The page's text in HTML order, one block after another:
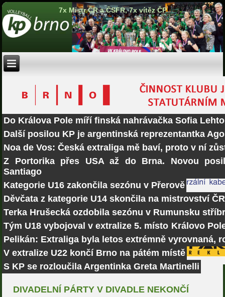
7x Mistr ČR a ČSFR, 7x vítěz ČP
Do Králova Pole míří finská nahrávačka Sofia Lehto
Další posilou KP je argentinská reprezentantka
Noa de Vos: Česká extraliga mě baví, proto v ní
Z Portorika přes USA až do Brna. Novou
Santiago
Kategorie U16 zakončila sezónu v Přerově
Děvčata z kategorie U14 skončila na mistrovství
Terka Hrušecká ozdobila sezónu v Rumunsku
Tým U18 vybojoval v extralize 5. místo Královo
Pelikán: Extraliga byla letos extrémně vyrovnaná,
V extralize U22 končí Brno na pátém místě
S KP se rozloučila Argentinka Greta Martinelli
DIVADELNÍ PÁRTY V DIVADLE NEKONČÍ